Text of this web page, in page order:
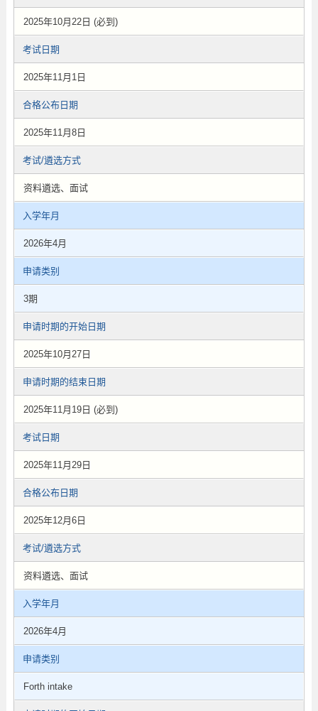
2025年10月22日 (必到)
考试日期
2025年11月1日
合格公布日期
2025年11月8日
考试/遴选方式
资料遴选、面试
入学年月
2026年4月
申请类别
3期
申请时期的开始日期
2025年10月27日
申请时期的结束日期
2025年11月19日 (必到)
考试日期
2025年11月29日
合格公布日期
2025年12月6日
考试/遴选方式
资料遴选、面试
入学年月
2026年4月
申请类别
Forth intake